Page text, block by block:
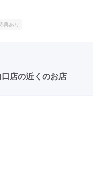
典あり
店の近くのお店